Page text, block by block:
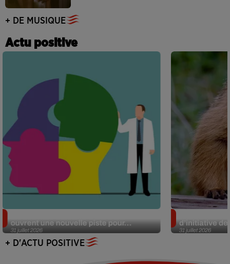
+ DE MUSIQUE
Actu positive
31 juillet 2026
ouvrent une nouvelle piste pour...
31 juillet 2026
d’initiative
+ D'ACTU POSITIVE